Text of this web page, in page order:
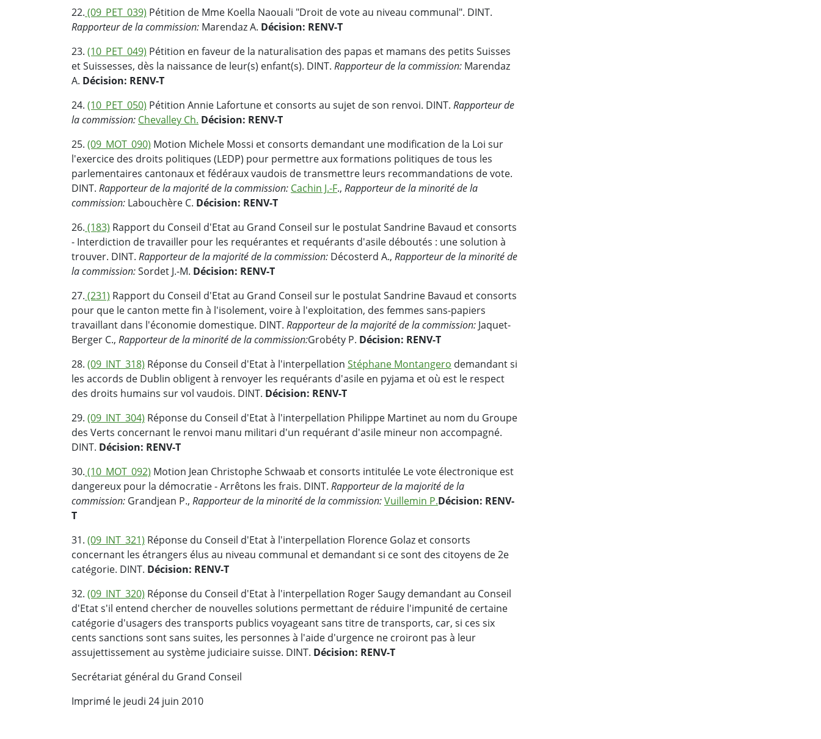
22. (09_PET_039) Pétition de Mme Koella Naouali "Droit de vote au niveau communal". DINT.
Rapporteur de la commission: Marendaz A. Décision: RENV-T
23. (10_PET_049) Pétition en faveur de la naturalisation des papas et mamans des petits Suisses
et Suissesses, dès la naissance de leur(s) enfant(s). DINT. Rapporteur de la commission: Marendaz
A. Décision: RENV-T
24. (10_PET_050) Pétition Annie Lafortune et consorts au sujet de son renvoi. DINT. Rapporteur de
la commission: Chevalley Ch. Décision: RENV-T
25. (09_MOT_090) Motion Michele Mossi et consorts demandant une modification de la Loi sur
l'exercice des droits politiques (LEDP) pour permettre aux formations politiques de tous les
parlementaires cantonaux et fédéraux vaudois de transmettre leurs recommandations de vote.
DINT. Rapporteur de la majorité de la commission: Cachin J.-F., Rapporteur de la minorité de la
commission: Labouchère C. Décision: RENV-T
26. (183) Rapport du Conseil d'Etat au Grand Conseil sur le postulat Sandrine Bavaud et consorts
- Interdiction de travailler pour les requérantes et requérants d'asile déboutés : une solution à
trouver. DINT. Rapporteur de la majorité de la commission: Décosterd A., Rapporteur de la minorité de
la commission:Sordet J.-M. Décision: RENV-T
27. (231) Rapport du Conseil d'Etat au Grand Conseil sur le postulat Sandrine Bavaud et consorts
pour que le canton mette fin à l'isolement, voire à l'exploitation, des femmes sans-papiers
travaillant dans l'économie domestique. DINT. Rapporteur de la majorité de la commission: Jaquet-
Berger C., Rapporteur de la minorité de la commission:Grobéty P. Décision: RENV-T
28. (09_INT_318) Réponse du Conseil d'Etat à l'interpellation Stéphane Montangero demandant si
les accords de Dublin obligent à renvoyer les requérants d'asile en pyjama et où est le respect
des droits humains sur vol vaudois. DINT. Décision: RENV-T
29. (09_INT_304) Réponse du Conseil d'Etat à l'interpellation Philippe Martinet au nom du Groupe
des Verts concernant le renvoi manu militari d'un requérant d'asile mineur non accompagné.
DINT. Décision: RENV-T
30. (10_MOT_092) Motion Jean Christophe Schwaab et consorts intitulée Le vote électronique est
dangereux pour la démocratie - Arrêtons les frais. DINT. Rapporteur de la majorité de la
commission: Grandjean P., Rapporteur de la minorité de la commission:Vuillemin P.Décision: RENV-
T
31. (09_INT_321) Réponse du Conseil d'Etat à l'interpellation Florence Golaz et consorts
concernant les étrangers élus au niveau communal et demandant si ce sont des citoyens de 2e
catégorie. DINT. Décision: RENV-T
32. (09_INT_320) Réponse du Conseil d'Etat à l'interpellation Roger Saugy demandant au Conseil
d'Etat s'il entend chercher de nouvelles solutions permettant de réduire l'impunité de certaine
catégorie d'usagers des transports publics voyageant sans titre de transports, car, si ces six
cents sanctions sont sans suites, les personnes à l'aide d'urgence ne croiront pas à leur
assujettissement au système judiciaire suisse. DINT. Décision: RENV-T
Secrétariat général du Grand Conseil
Imprimé le jeudi 24 juin 2010